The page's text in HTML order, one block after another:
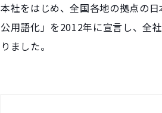
本社をはじめ、全国各地の拠点の
公用語化」を2012年に宣言し、全
りました。